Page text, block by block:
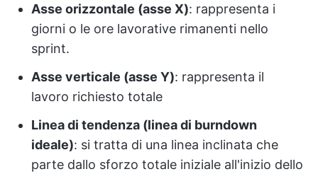
Asse orizzontale (asse X): rappresenta i
giorni o le ore lavorative rimanenti nello
sprint.
Asse verticale (asse Y): rappresenta il
lavoro richiesto totale
Linea di tendenza (linea di burndown
ideale): si tratta di una linea inclinata che
parte dallo sforzo totale iniziale all'inizio dello